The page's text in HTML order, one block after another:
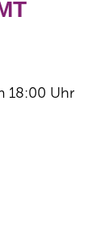
18:00 Uhr